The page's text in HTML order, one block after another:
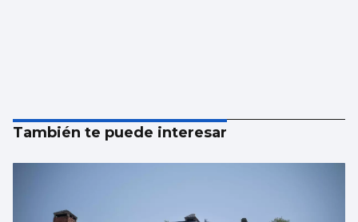
También te puede interesar